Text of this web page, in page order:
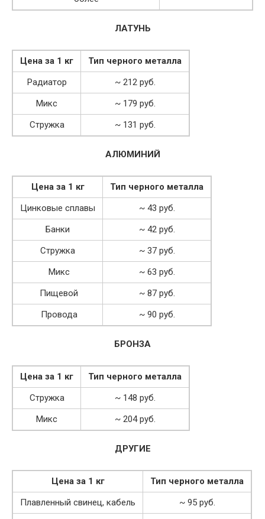
ЛАТУНЬ
Цена за 1 кг
Тип черного металла
Радиатор
~ 212 руб.
Микс
~ 179 руб.
Стружка
~ 131 руб.
АЛЮМИНИЙ
Цена за 1 кг
Тип черного металла
Цинковые сплавы
~ 43 руб.
Банки
~ 42 руб.
Стружка
~ 37 руб.
Микс
~ 63 руб.
Пищевой
~ 87 руб.
Провода
~ 90 руб.
БРОНЗА
Цена за 1 кг
Тип черного металла
Стружка
~ 148 руб.
Микс
~ 204 руб.
ДРУГИЕ
Цена за 1 кг
Тип черного металла
Плавленный свинец, кабель
~ 95 руб.